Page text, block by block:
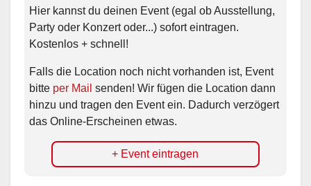
Hier kannst du deinen Event (egal ob Ausstellung,
Party oder Konzert oder...) sofort eintragen.
Kostenlos + schnell!
Falls die Location noch nicht vorhanden ist, Event
bitte per Mail senden! Wir fügen die Location dann
hinzu und tragen den Event ein. Dadurch verzögert
das Online-Erscheinen etwas.
+ Event eintragen